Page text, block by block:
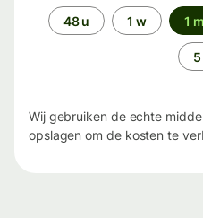
Periode48 u 1 w 1 m
5
Wij gebruiken de echte
opslagen om de kosten te